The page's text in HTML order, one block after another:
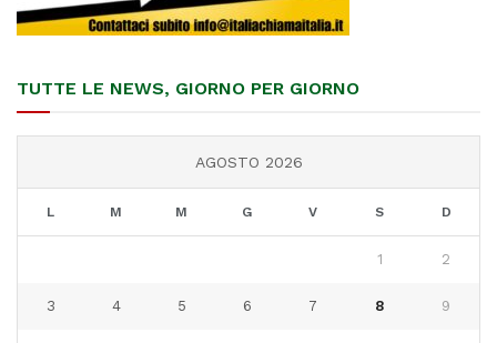
TUTTE LE NEWS, GIORNO PER GIORNO
AGOSTO 2026
L M M G V S D
1 2
3 4 5 6 7 8 9